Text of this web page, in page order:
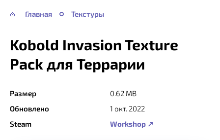
Главная Текстуры
Kobold Invasion Texture
Pack для Террарии
Размер
0.62 MB
Обновлено
1 окт. 2022
Steam
Workshop ↗